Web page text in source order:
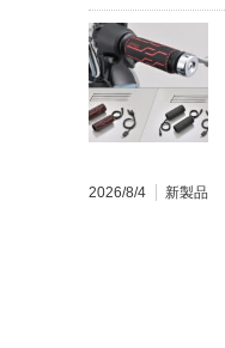
2026/8/4 新製品